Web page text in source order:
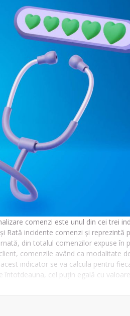
comenzi este unul din cei trei
Rată incidente comenzi și reprezintă
din totalul comenzilor expuse în
comenzile având ca modalitate
indicator se va calcula pentru
cel puțin egală cu